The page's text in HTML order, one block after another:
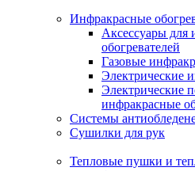
Инфракрасные
Аксессуары для
обогревателей
Газовые
Электрические
Электрические
инфракрасные
Системы
Сушилки для рук
Тепловые пушки и